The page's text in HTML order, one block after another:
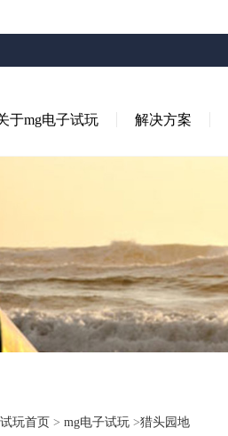
于mg电子试玩 解决方案
玩首页 > mg电子试玩 >猎头园地